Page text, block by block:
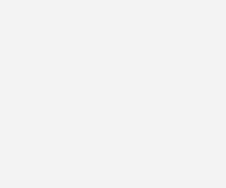
أو أكواخ طرابزون الخشبية ونحن دائما في
للاستمتاع بالتواجد وسط المساحات الخضراء
في طرابزون تطل على البحر مباشرةً شقق
خاص مزود بجميع اللوازم كي لا تقلق